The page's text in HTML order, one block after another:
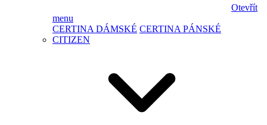
Otevřít
menu
CERTINA DÁMSKÉ CERTINA PÁNSKÉ
CITIZEN